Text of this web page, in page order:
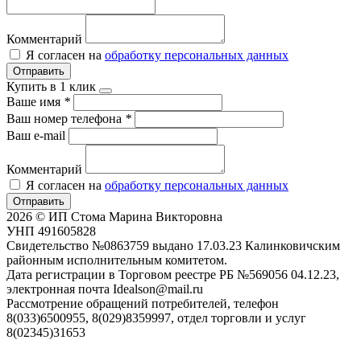
Комментарий
Я согласен на обработку персональных данных
Отправить
Купить в 1 клик
Ваше имя *
Ваш номер телефона *
Ваш e-mail
Комментарий
Я согласен на обработку персональных данных
Отправить
2026 © ИП Стома Марина Викторовна
УНП 491605828
Свидетельство №0863759 выдано 17.03.23 Калинковичским
районным исполнительным комитетом.
Дата регистрации в Торговом реестре РБ №569056 04.12.23,
электронная почта Idealson@mail.ru
Рассмотрение обращений потребителей, телефон
8(033)6500955, 8(029)8359997, отдел торговли и услуг
8(02345)31653